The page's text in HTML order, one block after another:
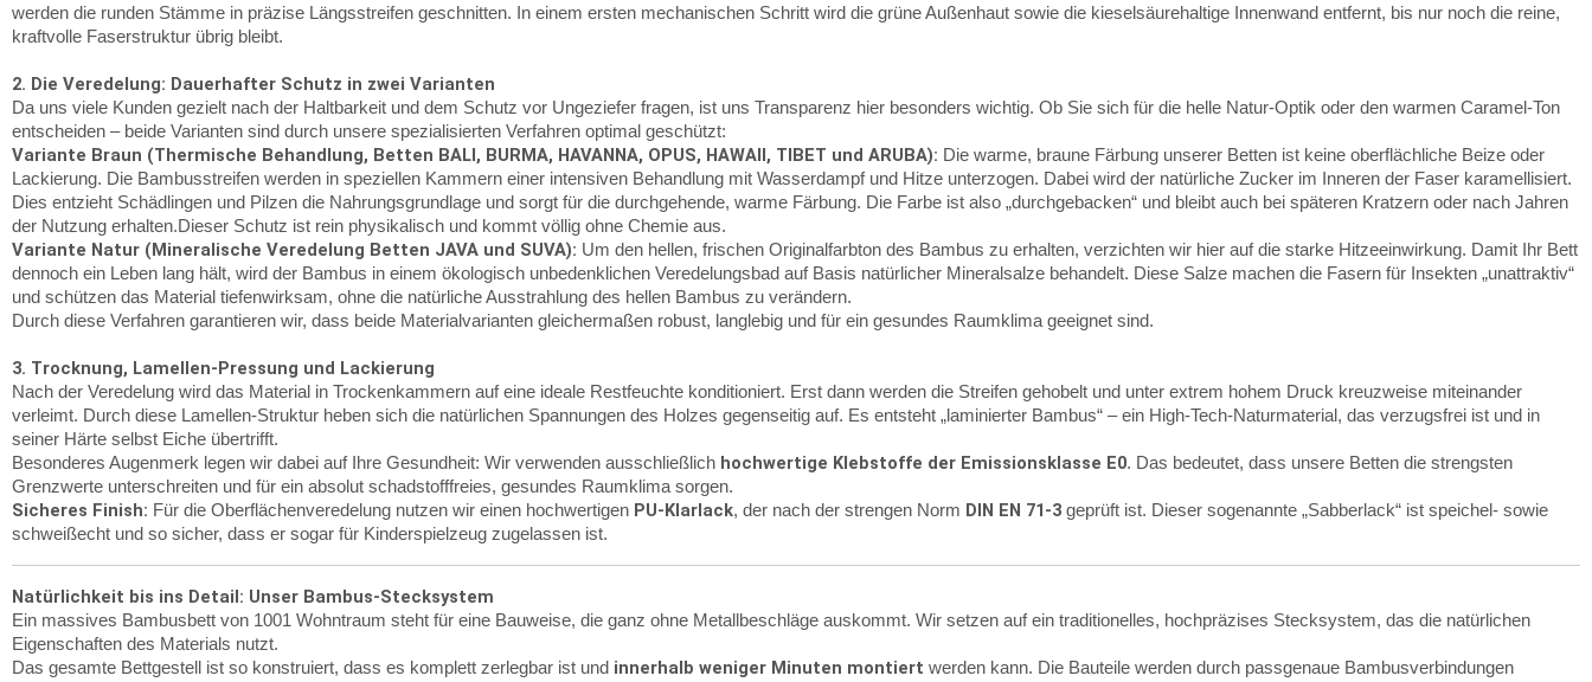
werden die runden Stämme in präzise Längsstreifen geschnitten. In einem ersten mechanischen Schritt wird die grüne Außenhaut sowie die kieselsäurehaltige Innenwand entfernt, bis nur noch die reine,
kraftvolle Faserstruktur übrig bleibt.
2. Die Veredelung: Dauerhafter Schutz in zwei Varianten
Da uns viele Kunden gezielt nach der Haltbarkeit und dem Schutz vor Ungeziefer fragen, ist uns Transparenz hier besonders wichtig. Ob Sie sich für die helle Natur-Optik oder den warmen Caramel-Ton
entscheiden – beide Varianten sind durch unsere spezialisierten Verfahren optimal geschützt:
Variante Braun (Thermische Behandlung, Betten BALI, BURMA, HAVANNA, OPUS, HAWAII, TIBET und ARUBA): Die warme, braune Färbung unserer Betten ist keine oberflächliche Beize oder
Lackierung. Die Bambusstreifen werden in speziellen Kammern einer intensiven Behandlung mit Wasserdampf und Hitze unterzogen. Dabei wird der natürliche Zucker im Inneren der Faser karamellisiert.
Dies entzieht Schädlingen und Pilzen die Nahrungsgrundlage und sorgt für die durchgehende, warme Färbung. Die Farbe ist also „durchgebacken“ und bleibt auch bei späteren Kratzern oder nach Jahren
der Nutzung erhalten.Dieser Schutz ist rein physikalisch und kommt völlig ohne Chemie aus.
Variante Natur (Mineralische Veredelung Betten JAVA und SUVA): Um den hellen, frischen Originalfarbton des Bambus zu erhalten, verzichten wir hier auf die starke Hitzeeinwirkung. Damit Ihr Bett
dennoch ein Leben lang hält, wird der Bambus in einem ökologisch unbedenklichen Veredelungsbad auf Basis natürlicher Mineralsalze behandelt. Diese Salze machen die Fasern für Insekten „unattraktiv“
und schützen das Material tiefenwirksam, ohne die natürliche Ausstrahlung des hellen Bambus zu verändern.
Durch diese Verfahren garantieren wir, dass beide Materialvarianten gleichermaßen robust, langlebig und für ein gesundes Raumklima geeignet sind.
3. Trocknung, Lamellen-Pressung und Lackierung
Nach der Veredelung wird das Material in Trockenkammern auf eine ideale Restfeuchte konditioniert. Erst dann werden die Streifen gehobelt und unter extrem hohem Druck kreuzweise miteinander
verleimt. Durch diese Lamellen-Struktur heben sich die natürlichen Spannungen des Holzes gegenseitig auf. Es entsteht „laminierter Bambus“ – ein High-Tech-Naturmaterial, das verzugsfrei ist und in
seiner Härte selbst Eiche übertrifft.
Besonderes Augenmerk legen wir dabei auf Ihre Gesundheit: Wir verwenden ausschließlich hochwertige Klebstoffe der Emissionsklasse E0. Das bedeutet, dass unsere Betten die strengsten
Grenzwerte unterschreiten und für ein absolut schadstofffreies, gesundes Raumklima sorgen.
Sicheres Finish: Für die Oberflächenveredelung nutzen wir einen hochwertigen PU-Klarlack, der nach der strengen Norm DIN EN 71-3 geprüft ist. Dieser sogenannte „Sabberlack“ ist speichel- sowie
schweißecht und so sicher, dass er sogar für Kinderspielzeug zugelassen ist.
Natürlichkeit bis ins Detail: Unser Bambus-Stecksystem
Ein massives Bambusbett von 1001 Wohntraum steht für eine Bauweise, die ganz ohne Metallbeschläge auskommt. Wir setzen auf ein traditionelles, hochpräzises Stecksystem, das die natürlichen
Eigenschaften des Materials nutzt.
Das gesamte Bettgestell ist so konstruiert, dass es komplett zerlegbar ist und innerhalb weniger Minuten montiert werden kann. Die Bauteile werden durch passgenaue Bambusverbindungen